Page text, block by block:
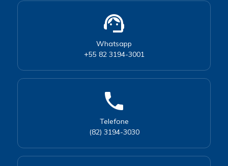
support_agent
Whatsapp
+55 82 3194-3001
phone
Telefone
(82) 3194-3030